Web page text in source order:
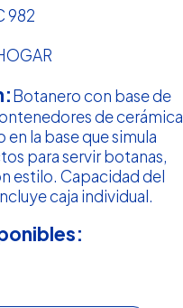
982
Botanero con base de
de cerámica
en la base que simula
para servir botanas,
estilo. Capacidad del
caja individual.